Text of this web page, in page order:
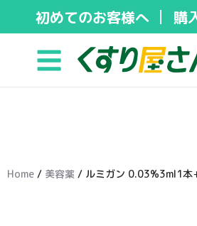
キ
初めてのお客様へ 購
Home / 美容薬 / ルミガン 0.03%3ml1本